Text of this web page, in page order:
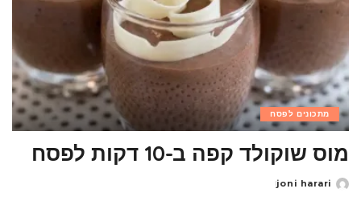
מתכונים לפסח
מוס שוקולד קפה ב-10 דקות לפסח
Posted
joni harari